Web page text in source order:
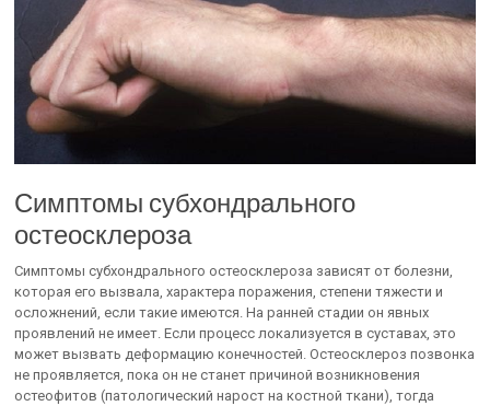
Симптомы субхондрального
остеосклероза
Симптомы субхондрального остеосклероза зависят от болезни,
которая его вызвала, характера поражения, степени тяжести и
осложнений, если такие имеются. На ранней стадии он явных
проявлений не имеет. Если процесс локализуется в суставах, это
может вызвать деформацию конечностей. Остеосклероз позвонка
не проявляется, пока он не станет причиной возникновения
остеофитов (патологический нарост на костной ткани), тогда